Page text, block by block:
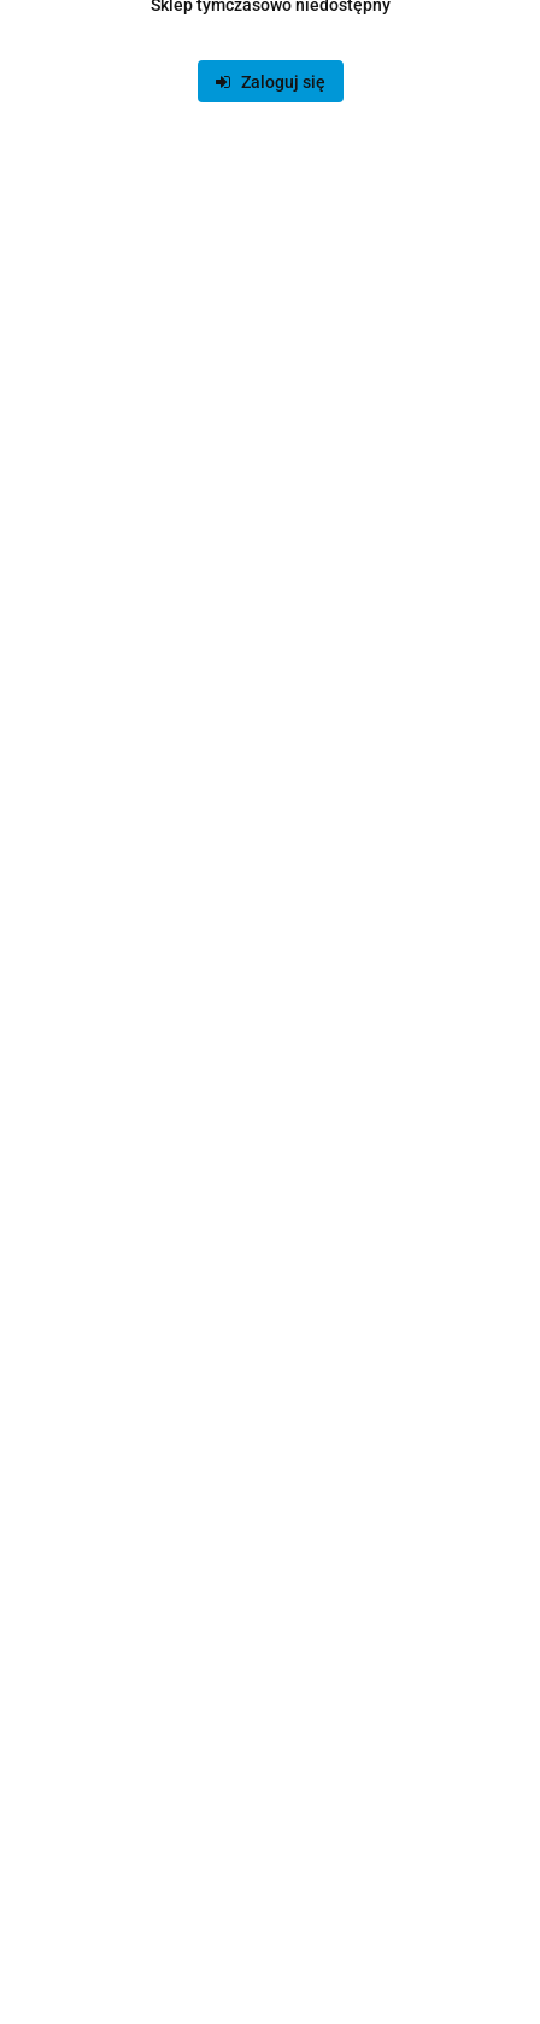
Sklep tymczasowo niedostępny
Zaloguj się